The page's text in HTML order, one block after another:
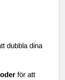
dubbla dina
för att